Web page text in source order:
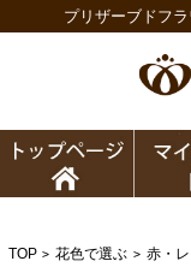
プリザーブドフ
TOP > 花色で選ぶ > 赤・